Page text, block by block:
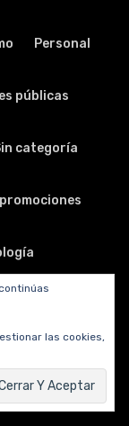
Personal
públicas
categoría
las cookies,